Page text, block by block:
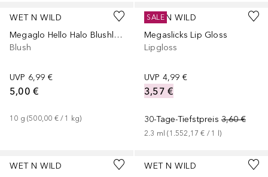
WET N WILD
Megaglo Hello Halo Blushlighter
Blush
UVP 6,99 €
5,00 €
10 g (500,00 € / 1 kg)
WET N WILD
Megaslicks Lip Gloss
Lipgloss
UVP 4,99 €
3,57 €
30-Tage-Tiefstpreis 3,60 €
2.3 ml (1.552,17 € / 1 l)
SALE
WET N WILD
WET N WILD